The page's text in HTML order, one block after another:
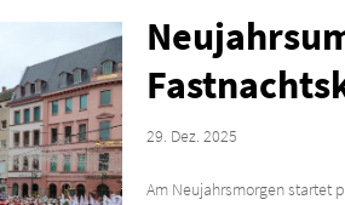
29. Dez. 2025
Am Neujahrsmorgen startet